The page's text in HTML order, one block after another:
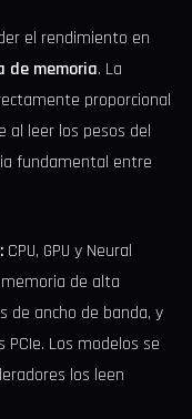
el rendimiento en
de memoria. La
proporcional
al leer los pesos del
fundamental entre
CPU, GPU y Neural
de alta
de ancho de banda, y
Los modelos se
los leen